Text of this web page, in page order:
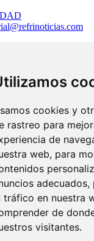
cookies y
rastreo para
de
web, para
adecuados,
tráfico en nuestra
de
visitantes.
Col. Reforma
DE MEXICO (+52)